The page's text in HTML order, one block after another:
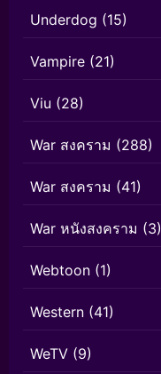
Underdog (15)
Vampire (21)
Viu (28)
War สงคราม (288)
War สงคราม (41)
War หนังสงคราม (3)
Webtoon (1)
Western (41)
WeTV (9)